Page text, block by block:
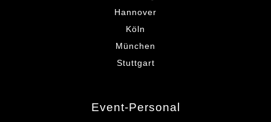
Hannover
Köln
München
Stuttgart
Event-Personal